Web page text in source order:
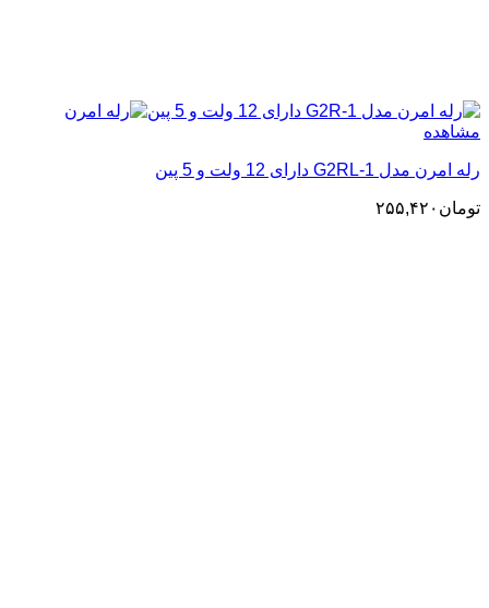
مشاهده
رله امرن مدل G2RL-1 دارای 12 ولت و 5 پین
تومان ۲۵۵,۴۲۰